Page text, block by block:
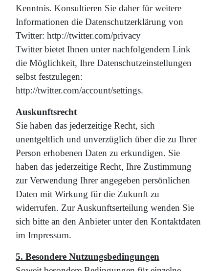
Kenntnis. Konsultieren Sie daher für weitere
Informationen die Datenschutzerklärung von
Twitter: http://twitter.com/privacy
Twitter bietet Ihnen unter nachfolgendem Link
die Möglichkeit, Ihre Datenschutzeinstellungen
selbst festzulegen:
http://twitter.com/account/settings.
Auskunftsrecht
Sie haben das jederzeitige Recht, sich
unentgeltlich und unverzüglich über die zu Ihrer
Person erhobenen Daten zu erkundigen. Sie
haben das jederzeitige Recht, Ihre Zustimmung
zur Verwendung Ihrer angegeben persönlichen
Daten mit Wirkung für die Zukunft zu
widerrufen. Zur Auskunftserteilung wenden Sie
sich bitte an den Anbieter unter den Kontaktdaten
im Impressum.
5. Besondere Nutzungsbedingungen